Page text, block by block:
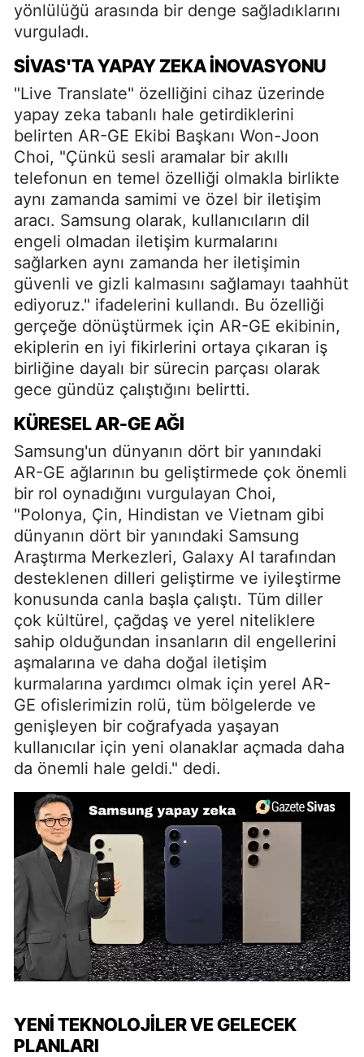
yönlülüğü arasında bir denge sağladıklarını
vurguladı.
SIVAS'TA YAPAY ZEKA İNOVASYONU
"Live Translate" özelliğini cihaz üzerinde
yapay zeka tabanlı hale getirdiklerini
belirten AR-GE Ekibi Başkanı Won-Joon
Choi, "Çünkü sesli aramalar bir akıllı
telefonun en temel özelliği olmakla birlikte
aynı zamanda samimi ve özel bir iletişim
aracı. Samsung olarak, kullanıcıların dil
engeli olmadan iletişim kurmalarını
sağlarken aynı zamanda her iletişimin
güvenli ve gizli kalmasını sağlamayı taahhüt
ediyoruz." ifadelerini kullandı. Bu özelliği
gerçeğe dönüştürmek için AR-GE ekibinin,
ekiplerin en iyi fikirlerini ortaya çıkaran iş
birliğine dayalı bir sürecin parçası olarak
gece gündüz çalıştığını belirtti.
KÜRESEL AR-GE AĞI
Samsung'un dünyanın dört bir yanındaki
AR-GE ağlarının bu geliştirmede çok önemli
bir rol oynadığını vurgulayan Choi,
"Polonya, Çin, Hindistan ve Vietnam gibi
dünyanın dört bir yanındaki Samsung
Araştırma Merkezleri, Galaxy AI tarafından
desteklenen dilleri geliştirme ve iyileştirme
konusunda canla başla çalıştı. Tüm diller
çok kültürel, çağdaş ve yerel niteliklere
sahip olduğundan insanların dil engellerini
aşmalarına ve daha doğal iletişim
kurmalarına yardımcı olmak için yerel AR-
GE ofislerimizin rolü, tüm bölgelerde ve
genişleyen bir coğrafyada yaşayan
kullanıcılar için yeni olanaklar açmada daha
da önemli hale geldi." dedi.
YENI TEKNOLOJILER VE GELECEK
PLANLARI